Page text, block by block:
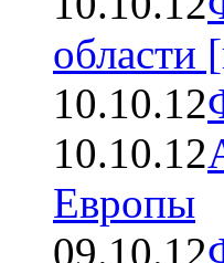
области
10.10.12
10.10.12
Европы
09.10.12